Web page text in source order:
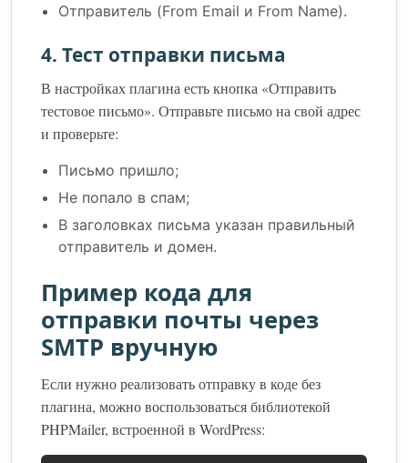
Отправитель (From Email и From Name).
4. Тест отправки письма
В настройках плагина есть кнопка «Отправить
тестовое письмо». Отправьте письмо на свой адрес
и проверьте:
Письмо пришло;
Не попало в спам;
В заголовках письма указан правильный
отправитель и домен.
Пример кода для
отправки почты через
SMTP вручную
Если нужно реализовать отправку в коде без
плагина, можно воспользоваться библиотекой
PHPMailer, встроенной в WordPress: